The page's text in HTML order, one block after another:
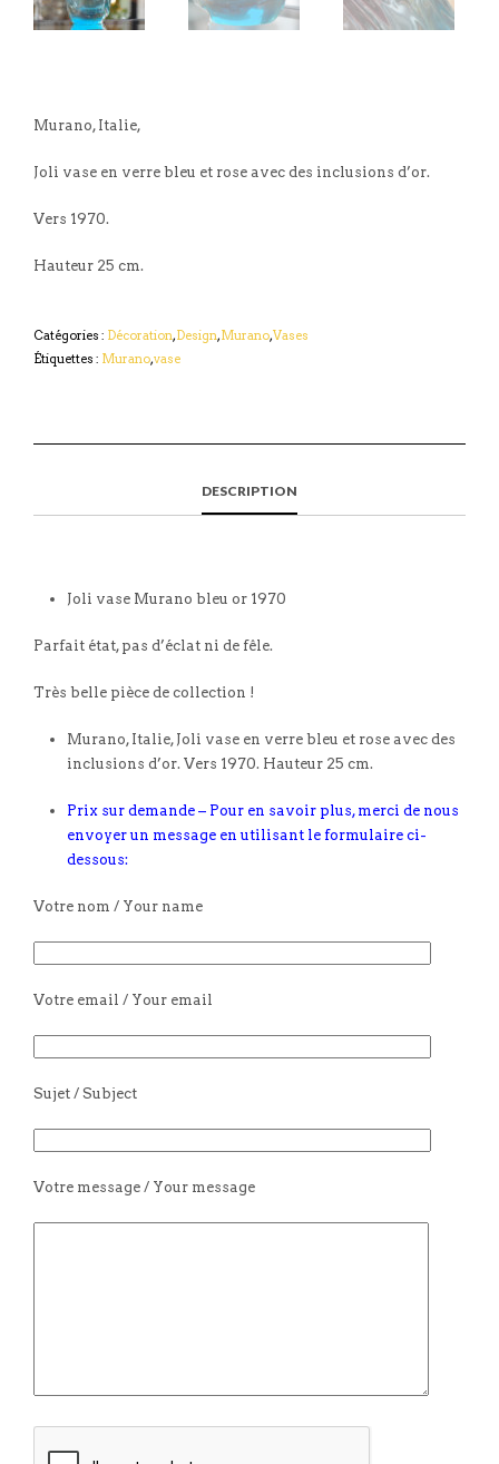
Murano, Italie,
Joli vase en verre bleu et rose avec des inclusions d’or.
Vers 1970.
Hauteur 25 cm.
Catégories : Décoration,Design,Murano,Vases
Étiquettes : Murano,vase
DESCRIPTION
Joli vase Murano bleu or 1970
Parfait état, pas d’éclat ni de fêle.
Très belle pièce de collection !
Murano, Italie, Joli vase en verre bleu et rose avec des
inclusions d’or. Vers 1970. Hauteur 25 cm.
Prix sur demande – Pour en savoir plus, merci de nous
envoyer un message en utilisant le formulaire ci-
dessous:
Votre nom / Your name
Votre email / Your email
Sujet / Subject
Votre message / Your message